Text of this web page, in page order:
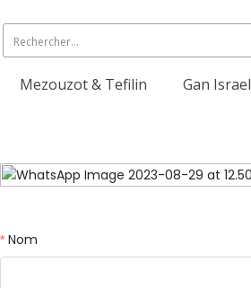
Mezouzot & Tefilin Gan Israel